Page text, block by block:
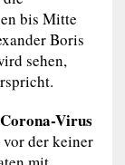
bis Mitte
Boris
sehen,
Corona-Virus
der keiner